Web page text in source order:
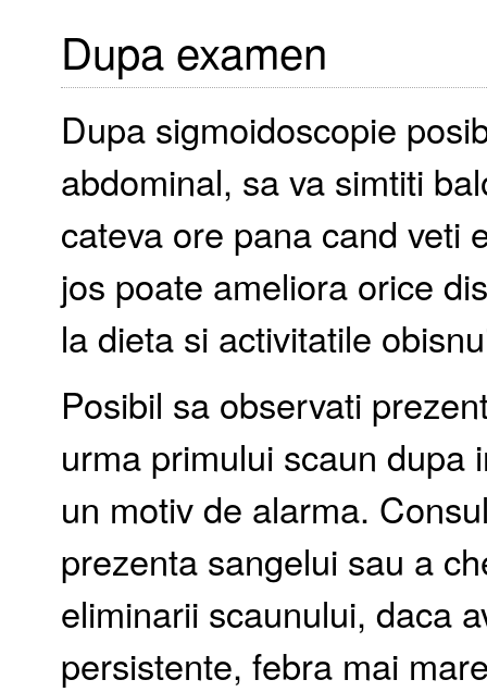
Dupa examen
Dupa sigmoidoscopie
abdominal, sa va simtiti
cateva ore pana cand veti
jos poate ameliora orice
la dieta si activitatile
Posibil sa observati
urma primului scaun dupa
un motiv de alarma.
prezenta sangelui sau a
eliminarii scaunului, daca
persistente, febra mai